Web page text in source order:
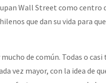
Wall Street como
que dan su vida para
de común. Todas o
vez mayor, con la idea de